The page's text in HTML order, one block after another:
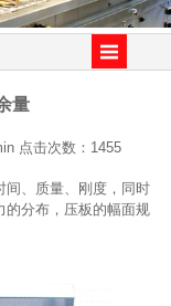
量
点击次数：1455
间、质量、刚度，同时
的分布，压板的幅面规